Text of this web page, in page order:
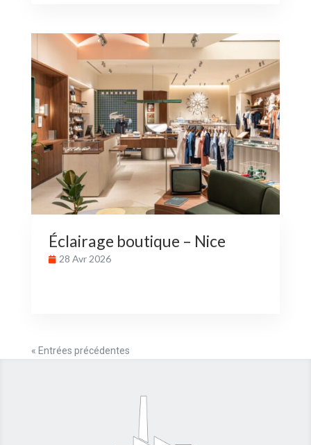
Éclairage boutique – Nice
28 Avr 2026
« Entrées précédentes